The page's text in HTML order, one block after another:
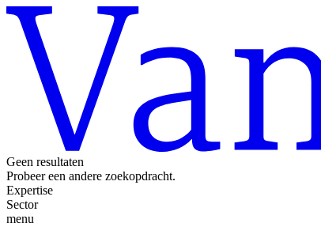
Geen resultaten
Probeer een andere zoekopdracht.
Expertise
Sector
menu